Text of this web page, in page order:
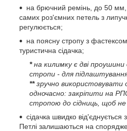
на брючний ремінь, до 50
самих роз'ємних петель з
регулюється;
на поясну стропу з
туристична сідачка;
*на килимку є дві проушини
стропи - для
**зручно використовувати
одночасно: закріпити на
стропою до сідниць, щоб не
сідачка швидко від'єднується
Петлі залишаються на